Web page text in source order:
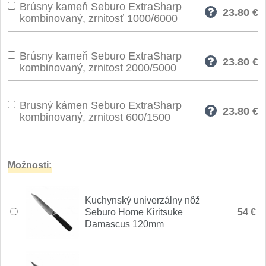
Outdoorové 9
Vrhacie
Záchranárske 4
Ostrenie nožov
Ostřiče nožů
Brusné kameny
Doplňky a díly 4
Brúsny kameň Seburo ExtraSharp
kombinovaný, zrnitosť 1000/6000
23.80 €
Brúsny kameň Seburo ExtraSharp
kombinovaný, zrnitost 2000/5000
23.80 €
Brusný kámen Seburo ExtraSharp
kombinovaný, zrnitost 600/1500
23.80 €
Možnosti:
Kuchynský univerzálny nôž
Seburo Home Kiritsuke
Damascus 120mm
54 €